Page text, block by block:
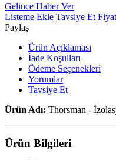
Gelince Haber Ver
Listeme Ekle Tavsiye Et
Paylaş
Ürün Açıklaması
İade Koşulları
Ödeme Seçenekleri
Yorumlar
Tavsiye Et
Ürün Adı: Thorsman -
Ürün Bilgileri